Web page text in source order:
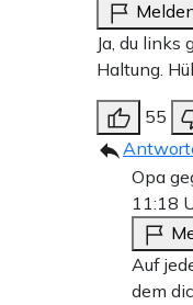
Ja, du links
Haltung.
55
Opa
11:18
Auf
dem